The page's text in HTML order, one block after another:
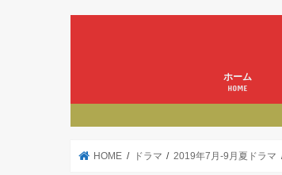
ホーム
HOME
HOME ドラマ 2019年7月-9月夏ドラマ